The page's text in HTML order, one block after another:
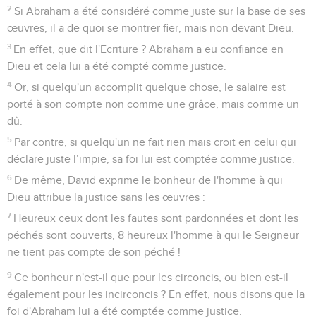
2 Si Abraham a été considéré comme juste sur la base de ses
œuvres, il a de quoi se montrer fier, mais non devant Dieu.
3 En effet, que dit l'Ecriture ? Abraham a eu confiance en
Dieu et cela lui a été compté comme justice.
4 Or, si quelqu'un accomplit quelque chose, le salaire est
porté à son compte non comme une grâce, mais comme un
dû.
5 Par contre, si quelqu'un ne fait rien mais croit en celui qui
déclare juste l’impie, sa foi lui est comptée comme justice.
6 De même, David exprime le bonheur de l'homme à qui
Dieu attribue la justice sans les œuvres :
7 Heureux ceux dont les fautes sont pardonnées et dont les
péchés sont couverts, 8 heureux l'homme à qui le Seigneur
ne tient pas compte de son péché !
9 Ce bonheur n'est-il que pour les circoncis, ou bien est-il
également pour les incirconcis ? En effet, nous disons que la
foi d'Abraham lui a été comptée comme justice.